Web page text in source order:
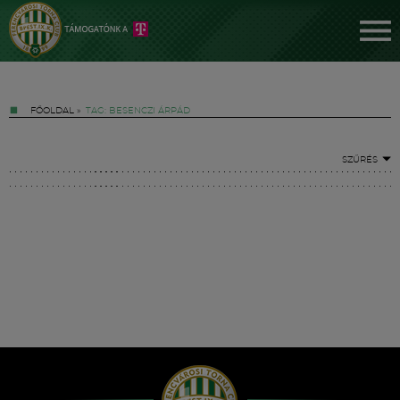
FŐOLDAL » TAG: BESENCZI ÁRPÁD
SZŰRÉS
Hírek